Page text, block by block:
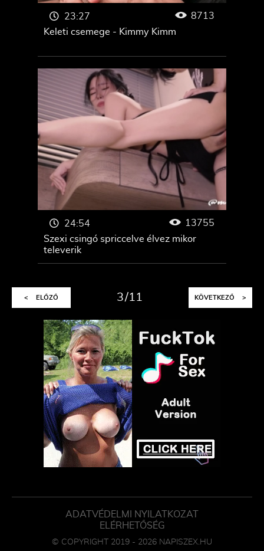
Keleti csemege - Kimmy Kimm
23:27 8713
Szexi csingó spriccelve élvez mikor
televerik
24:54 13755
< ELŐZŐ 3 11 KÖVETKEZŐ >
ADATVÉDELMI NYILATKOZAT
ELÉRHETŐSÉG
© COPYRIGHT 2019 - 2026 NAPISZEX.HU